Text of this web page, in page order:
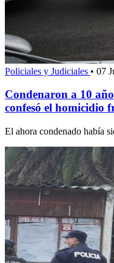
Policiales y Judiciales • 07
Condenaron a 10
confesó el homicidio
El ahora condenado había